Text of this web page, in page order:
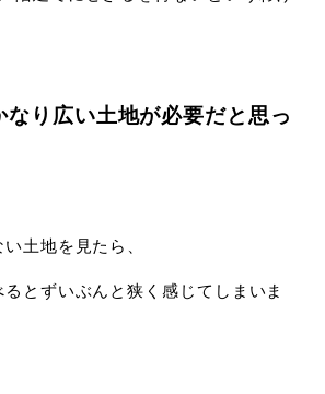
り広い土地が必要だと思っ
土地を見たら、
とずいぶんと狭く感じてしまいま